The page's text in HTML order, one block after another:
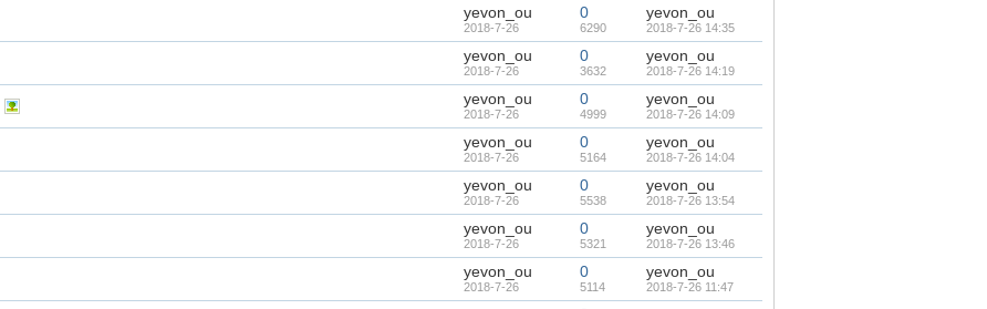
yevon_ou
2018-7-26
0
6290
yevon_ou
2018-7-26 14:35
yevon_ou
2018-7-26
0
3632
yevon_ou
2018-7-26 14:19
yevon_ou
2018-7-26
0
4999
yevon_ou
2018-7-26 14:09
yevon_ou
2018-7-26
0
5164
yevon_ou
2018-7-26 14:04
yevon_ou
2018-7-26
0
5538
yevon_ou
2018-7-26 13:54
yevon_ou
2018-7-26
0
5321
yevon_ou
2018-7-26 13:46
yevon_ou
2018-7-26
0
5114
yevon_ou
2018-7-26 11:47